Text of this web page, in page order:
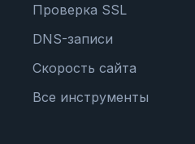
Проверка SSL
DNS-записи
Скорость сайта
Все инструменты